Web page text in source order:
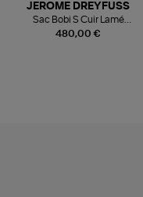
480,00 €
JEROME DREYFUSS
Sac Bobi S Cuir Lamé
Champagne